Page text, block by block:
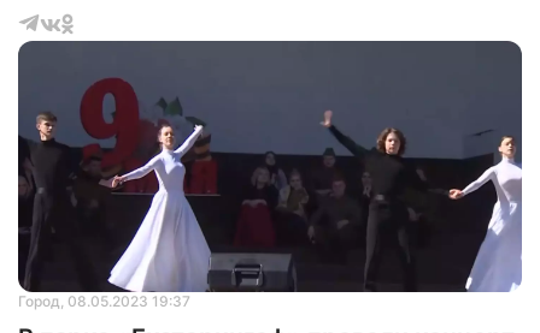
клубе, в котором давали концерты культовые группы
«Аквариум», «Кино», «Алиса», «Пикник» — их композиции
вошли в «золотой фонд» русского рока. Так с идеей
увековечить память ранее выступили вице-губернатор
Санкт-Петербурга Борис Пиотровский и депутат Госдумы
Сергей Боярский.
Город, 08.05.2023 19:37